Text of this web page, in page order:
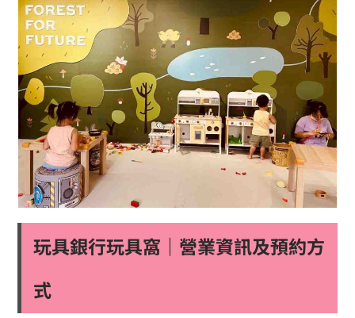
玩具銀行玩具窩｜營業資訊及預約方
式